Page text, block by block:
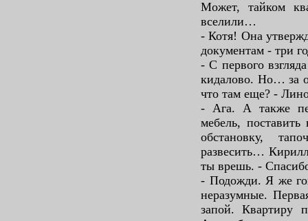
Может, тайком
вселили…
- Котя! Она
документам - три
- С первого
кидалово. Но… за
что там еще? -
- Ага. А также
мебель,
обстановку,
развесить…
ты врешь. -
- Подожди. Я же
неразумные.
запой. Квартиру